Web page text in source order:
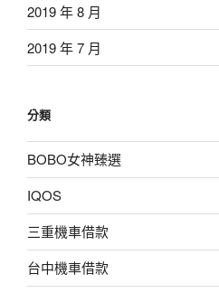
2019 年 8 月
2019 年 7 月
分類
BOBO女神臻選
IQOS
三重機車借款
台中機車借款